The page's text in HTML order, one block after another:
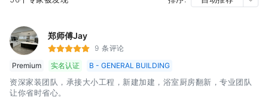
郑师傅Jay
9 条评论
Premium
实名认证 B - GENERAL BUILDING
资深家装团队，承接大小工程，新建加建，浴室厨房翻新，专业团队
让你省时省心。